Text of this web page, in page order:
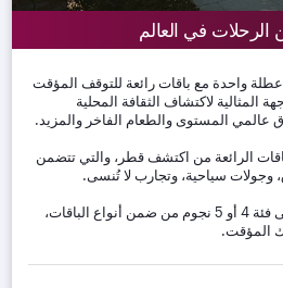
في العالم
واحدة مع باقات رائعة للتوقف المؤقت
المثالية لاكتشاف الثقافة المحلية
عالمي المستوى والطعام الفاخر والمزيد.
الرائعة من اكتشف قطر، والتي تتضمن
اختر أحد الفنادق التي تنتمي إلى فئة 4 أو 5 نجوم من ضمن أنواع الباقات،
المؤقت.